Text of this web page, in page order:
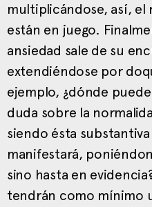
multiplicándose, así, el
están en juego.
ansiedad sale de su
extendiéndose por
ejemplo, ¿dónde
duda sobre la
siendo ésta
manifestará,
sino hasta en
tendrán como mínimo